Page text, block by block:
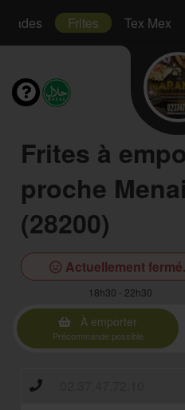
Frites Tex Mex
Frites à
proche
(28200)
Actuellement
18h30 - 22h30
À emporter
Précommande possible